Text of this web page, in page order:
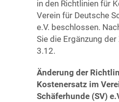
in den Richtlinien für
Verein für Deutsche
e.V. beschlossen.
Sie die Ergänzung
3.12.
Änderung der
Kostenersatz im
Schäferhunde (SV)